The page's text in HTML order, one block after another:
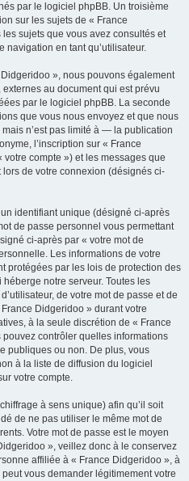
par le logiciel phpBB. Un troisième
sur les sujets de « France
sujets que vous avez consultés et
navigation en tant qu’utilisateur.
», nous pouvons également
au document qui est prévu
par le logiciel phpBB. La seconde
que vous nous envoyez et que nous
n’est pas limité à — la publication
l’inscription sur « France
compte ») et les messages que
de votre connexion (désignés ci-
identifiant unique (désigné ci-après
de passe personnel vous permettant
ci-après par « votre mot de
Les informations de votre
protégées par les lois de protection des
notre serveur. Toutes les
de votre mot de passe et de
Didgeridoo » durant votre
à la seule discrétion de « France
contrôler quelles informations
publiques ou non. De plus, vous
à la liste de diffusion du logiciel
votre compte.
à sens unique) afin qu’il soit
de ne pas utiliser le même mot de
Votre mot de passe est le moyen
», veillez donc à le conservez
affiliée à « France Didgeridoo », à
vous demander légitimement votre